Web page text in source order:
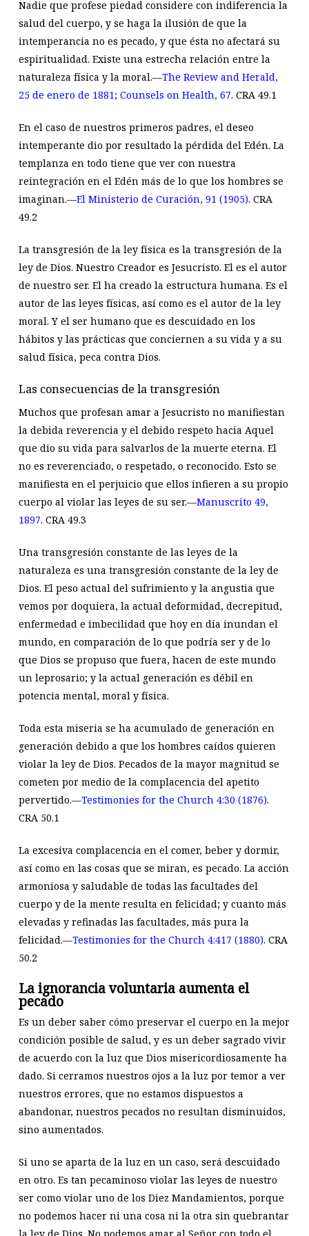
Nadie que profese piedad considere con indiferencia la
salud del cuerpo, y se haga la ilusión de que la
intemperancia no es pecado, y que ésta no afectará su
espiritualidad. Existe una estrecha relación entre la
naturaleza física y la moral.—The Review and Herald,
25 de enero de 1881; Counsels on Health, 67. CRA 49.1
En el caso de nuestros primeros padres, el deseo
intemperante dio por resultado la pérdida del Edén. La
templanza en todo tiene que ver con nuestra
reintegración en el Edén más de lo que los hombres se
imaginan.—El Ministerio de Curación, 91 (1905). CRA
49.2
La transgresión de la ley física es la transgresión de la
ley de Dios. Nuestro Creador es Jesucristo. El es el autor
de nuestro ser. El ha creado la estructura humana. Es el
autor de las leyes físicas, así como es el autor de la ley
moral. Y el ser humano que es descuidado en los
hábitos y las prácticas que conciernen a su vida y a su
salud física, peca contra Dios.
Las consecuencias de la transgresión
Muchos que profesan amar a Jesucristo no manifiestan
la debida reverencia y el debido respeto hacia Aquel
que dio su vida para salvarlos de la muerte eterna. El
no es reverenciado, o respetado, o reconocido. Esto se
manifiesta en el perjuicio que ellos infieren a su propio
cuerpo al violar las leyes de su ser.—Manuscrito 49,
1897. CRA 49.3
Una transgresión constante de las leyes de la
naturaleza es una transgresión constante de la ley de
Dios. El peso actual del sufrimiento y la angustia que
vemos por doquiera, la actual deformidad, decrepitud,
enfermedad e imbecilidad que hoy en día inundan el
mundo, en comparación de lo que podría ser y de lo
que Dios se propuso que fuera, hacen de este mundo
un leprosario; y la actual generación es débil en
potencia mental, moral y física.
Toda esta miseria se ha acumulado de generación en
generación debido a que los hombres caídos quieren
violar la ley de Dios. Pecados de la mayor magnitud se
cometen por medio de la complacencia del apetito
pervertido.—Testimonies for the Church 4:30 (1876).
CRA 50.1
La excesiva complacencia en el comer, beber y dormir,
así como en las cosas que se miran, es pecado. La acción
armoniosa y saludable de todas las facultades del
cuerpo y de la mente resulta en felicidad; y cuanto más
elevadas y refinadas las facultades, más pura la
felicidad.—Testimonies for the Church 4:417 (1880). CRA
50.2
La ignorancia voluntaria aumenta el
pecado
Es un deber saber cómo preservar el cuerpo en la mejor
condición posible de salud, y es un deber sagrado vivir
de acuerdo con la luz que Dios misericordiosamente ha
dado. Si cerramos nuestros ojos a la luz por temor a ver
nuestros errores, que no estamos dispuestos a
abandonar, nuestros pecados no resultan disminuidos,
sino aumentados.
Si uno se aparta de la luz en un caso, será descuidado
en otro. Es tan pecaminoso violar las leyes de nuestro
ser como violar uno de los Diez Mandamientos, porque
no podemos hacer ni una cosa ni la otra sin quebrantar